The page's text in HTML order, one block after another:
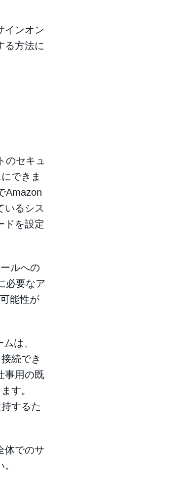
インオン
る方法に
のセキュ
できま
Amazon
いるシス
ドを設定
ルへの
必要なア
能性が
は、
続でき
事用の既
す。
するた
体でのサ